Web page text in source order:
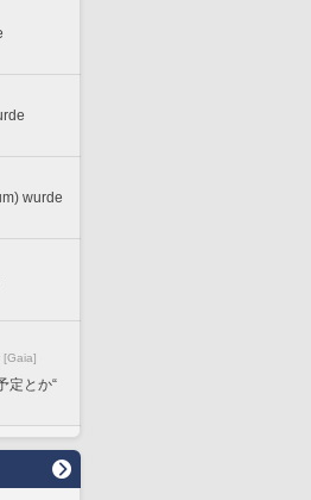
wurde
[Gaia]
定とか“